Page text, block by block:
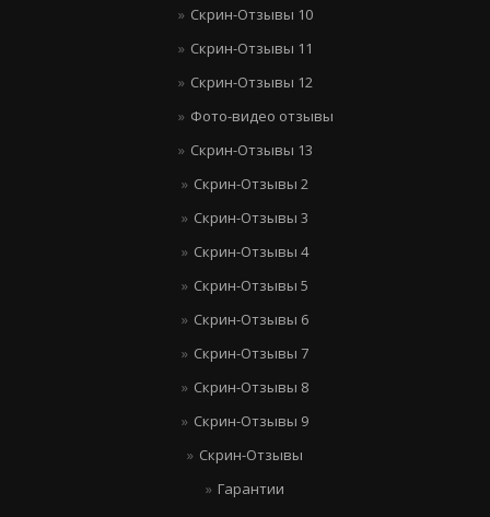
Скрин-Отзывы 10
Скрин-Отзывы 11
Скрин-Отзывы 12
Фото-видео отзывы
Скрин-Отзывы 13
Скрин-Отзывы 2
Скрин-Отзывы 3
Скрин-Отзывы 4
Скрин-Отзывы 5
Скрин-Отзывы 6
Скрин-Отзывы 7
Скрин-Отзывы 8
Скрин-Отзывы 9
Скрин-Отзывы
Гарантии